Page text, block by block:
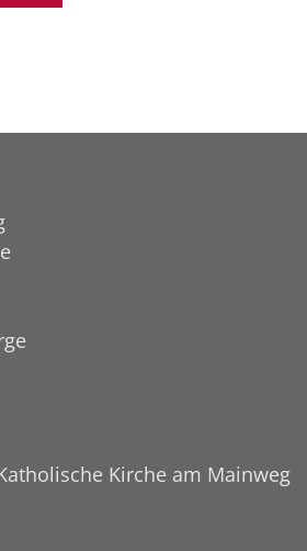
Kirche am Mainweg